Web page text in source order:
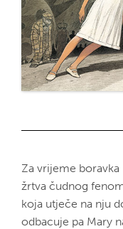
Za vrijeme boravka
žrtva čudnog
koja utječe na nju
odbacuje pa Mary